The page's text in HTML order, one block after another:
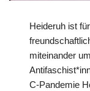
Heideruh ist
miteinander
C-Pandemie